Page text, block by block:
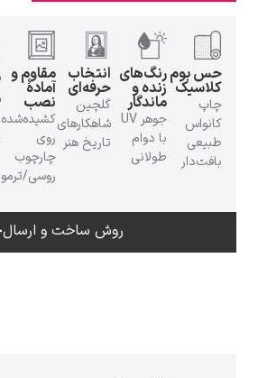
ادوارد هاپر
رنگ‌های
زنده و
ماندگار
جوهر UV
با دوام
طولانی
انتخاب
حرفه‌ای
گلچین
شاهکارهای
تاریخ هنر
مقاوم و
آمادهٔ
نصب
کشیده‌شده
روی
چارچوب
روسی/ترمو
سه شیوهٔ
ساخت
رول، بوم،
بوم با قاب
روش ساخت و ارسال